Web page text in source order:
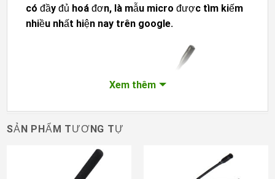
có đầy đủ hoá đơn, là mẫu micro được tìm kiếm
nhiều nhất hiện nay trên google.
Xem thêm
SẢN PHẨM TƯƠNG TỰ